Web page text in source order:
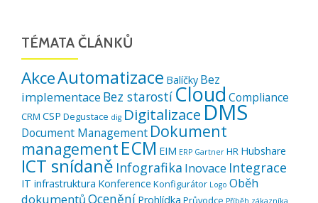
TÉMATA ČLÁNKŮ
AkceAutomatizace Balíčky Bez
implementace Bez starostí Cloud Compliance
CRM CSP Degustace dig Digitalizace DMS
Document Management Dokument
management ECM EIM ERP Gartner HR Hubshare
ICT snídaně Infografika Inovace Integrace
IT infrastruktura Konference Konfigurátor Logo Oběh
dokumentůOcenění Prohlídka Průvodce Příběh zákazníka